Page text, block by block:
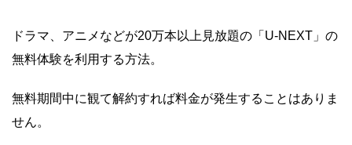
ドラマ、アニメなどが20万本以上見放題の「U-NEXT」の
無料体験を利用する方法。
無料期間中に観て解約すれば料金が発生することはありま
せん。